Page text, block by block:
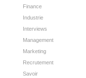
Finance
Industrie
Interviews
Management
Marketing
Recrutement
Savoir